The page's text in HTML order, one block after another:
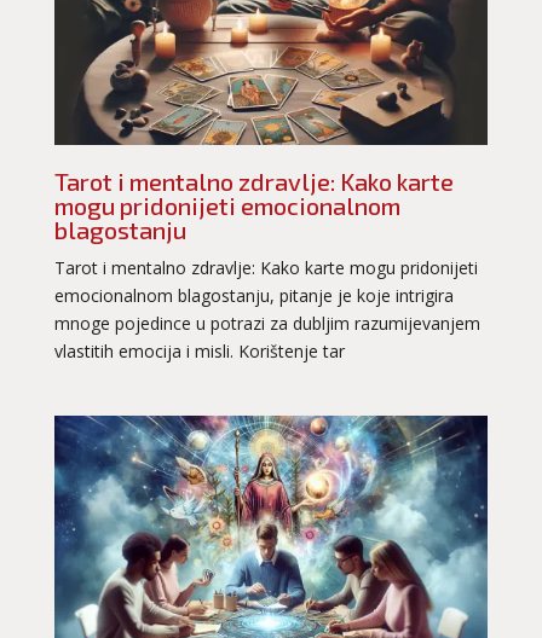
Tarot i mentalno zdravlje: Kako karte
mogu pridonijeti emocionalnom
blagostanju
Tarot i mentalno zdravlje: Kako karte mogu pridonijeti
emocionalnom blagostanju, pitanje je koje intrigira
mnoge pojedince u potrazi za dubljim razumijevanjem
vlastitih emocija i misli. Korištenje tar